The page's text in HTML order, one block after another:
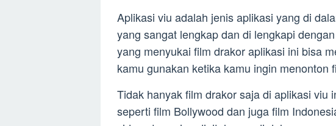
Aplikasi viu adalah jenis aplikasi yang di
yang sangat lengkap dan di lengkapi
yang menyukai film drakor aplikasi ini bisa
kamu gunakan ketika kamu ingin menonton
Tidak hanyak film drakor saja di aplikasi viu
seperti film Bollywood dan juga film